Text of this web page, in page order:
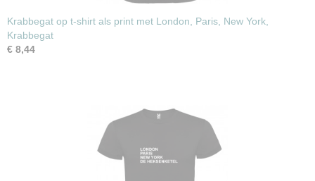
Krabbegat op t-shirt als print met London, Paris, New York,
Krabbegat
€ 8,44